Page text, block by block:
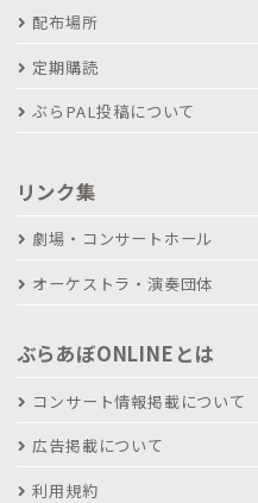
配布場所
定期購読
ぶらPAL投稿について
リンク集
劇場・コンサートホール
オーケストラ・演奏団体
ぶらあぼONLINEとは
コンサート情報掲載について
広告掲載について
利用規約